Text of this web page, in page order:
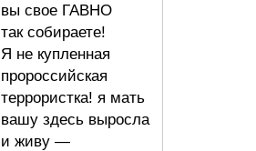
вы свое ГАВНО
так собираете!
Я не купленная
пророссийская
террористка! я мать
вашу здесь выросла
и живу —